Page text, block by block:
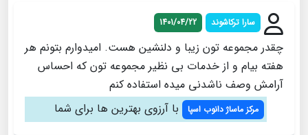
سارا ترکاشوند 1401/04/22
چقدر مجموعه تون زیبا و دلنشین هست. امیدوارم بتونم هر
هفته بیام و از خدمات بی نظیر مجموعه تون که احساس
آرامش وصف ناشدنی میده استفاده کنم
مرکز ماساژ دانوب اسپا با آرزوی بهترین ها برای شما